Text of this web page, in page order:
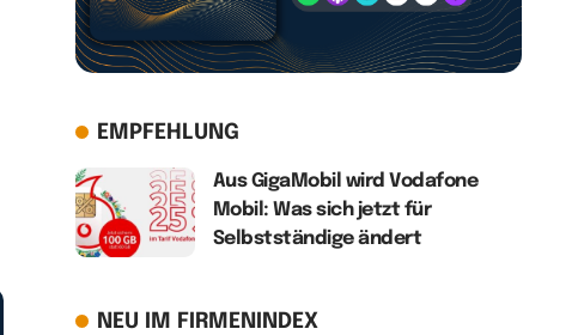
EMPFEHLUNG
Aus GigaMobil wird Vodafone
Mobil: Was sich jetzt für
Selbstständige ändert
NEU IM FIRMENINDEX